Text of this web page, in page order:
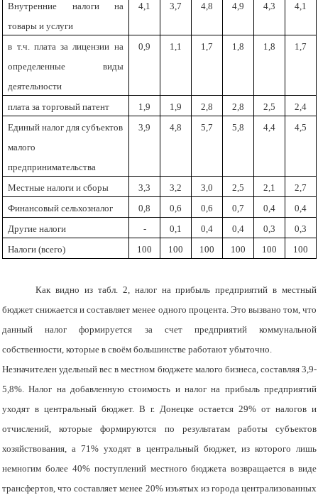
Внутренние налоги на
товары и услуги
4,1 3,7 4,8 4,9 4,3 4,1
в т.ч. плата за лицензии на
определенные виды
деятельности
0,9 1,1 1,7 1,8 1,8 1,7
плата за торговый патент 1,9 1,9 2,8 2,8 2,5
2,4
Единый налог для субъектов
малого
предпринимательства
3,9 4,8 5,7 5,8 4,4 4,5
Местные налоги и сборы 3,3 3,2 3,0 2,5 2,1
2,7
Финансовый сельхозналог
0,8 0,6 0,6 0,7 0,4
0,4
Другие налоги
- 0,1 0,4 0,4 0,3
0,3
Налоги (всего)
100 100 100 100 100 100
Как видно из табл. 2, налог на прибыль предприятий в местный
бюджет снижается и составляет менее одного процента. Это вызвано том, что
данный налог формируется за счет предприятий коммунальной
собственности, которые в своём большинстве работают убыточно.
Незначителен удельный вес в местном бюджете малого бизнеса, составляя 3,9-
5,8%. Налог на добавленную стоимость и налог на прибыль предприятий
уходят в центральный бюджет. В г. Донецке остается 29% от налогов и
отчислений, которые формируются по результатам работы субъектов
хозяйствования, а 71% уходят в центральный бюджет, из которого лишь
немногим более 40% поступлений местного бюджета возвращается в виде
трансфертов, что составляет менее 20% изъятых из города централизованных